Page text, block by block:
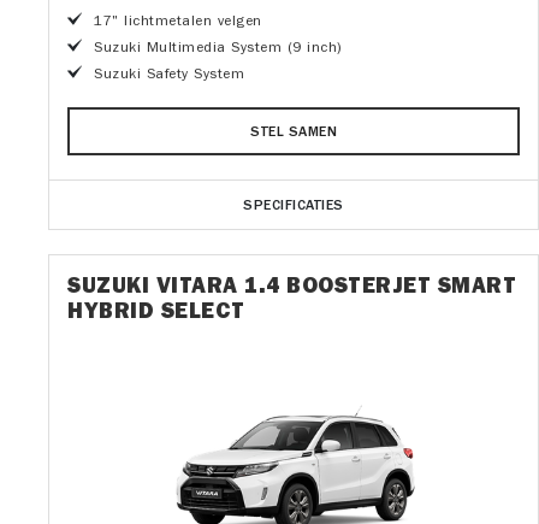
17" lichtmetalen velgen
Suzuki Multimedia System (9 inch)
Suzuki Safety System
STEL SAMEN
SPECIFICATIES
SUZUKI VITARA 1.4 BOOSTERJET SMART
HYBRID SELECT